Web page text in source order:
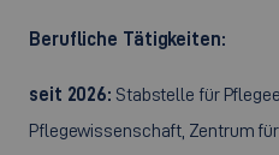
Berufliche Tätigkeiten:
seit 2026: Stabstelle für
Pflegewissenschaft, Zentrum